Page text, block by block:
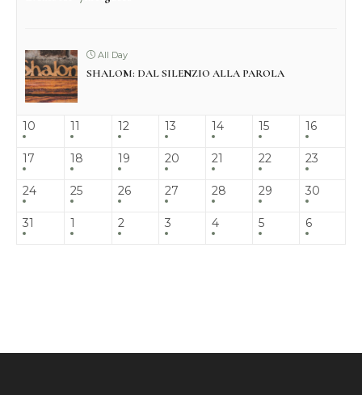
All Day
SHALOM: DAL SILENZIO ALLA PAROLA
10 11 12 13 14 15 16
17 18 19 20 21 22 23
24 25 26 27 28 29 30
31 1 2 3 4 5 6